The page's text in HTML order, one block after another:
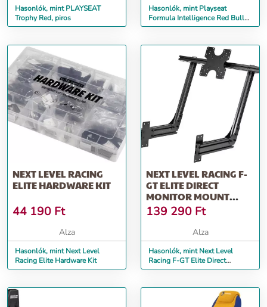
Hasonlók, mint PLAYSEAT
Trophy Red, piros
Hasonlók, mint Playseat
Formula Intelligence Red Bull
Racing
NEXT LEVEL RACING
ELITE HARDWARE KIT
44 190 Ft
Alza
Hasonlók, mint Next Level
Racing Elite Hardware Kit
NEXT LEVEL RACING F-
GT ELITE DIRECT
MONITOR MOUNT
CARBON GREY
139 290 Ft
Alza
Hasonlók, mint Next Level
Racing F-GT Elite Direct
Monitor Mount Carbon Grey